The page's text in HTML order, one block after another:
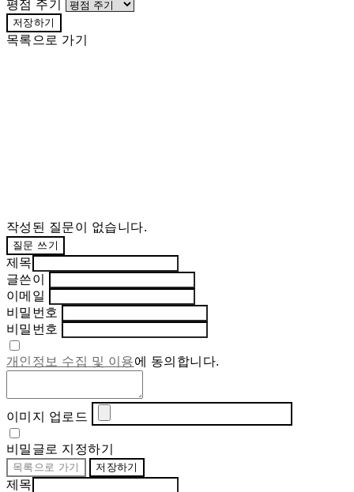
평점 주기
저장하기
목록으로 가기
작성된 질문이 없습니다.
질문 쓰기
제목
글쓴이
이메일
비밀번호
비밀번호
개인정보 수집 및 이용에 동의합니다.
이미지 업로드
비밀글로 지정하기
목록으로 가기 저장하기
제목